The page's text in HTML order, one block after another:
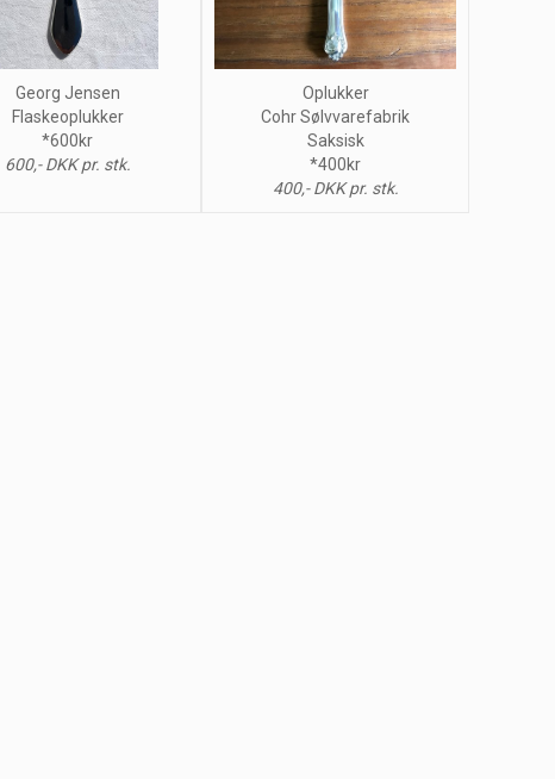
Georg Jensen
Flaskeoplukker
*600kr
600,- DKK pr. stk.
Oplukker
Cohr Sølvvarefabrik
Saksisk
*400kr
400,- DKK pr. stk.